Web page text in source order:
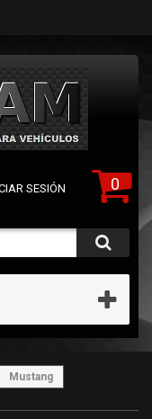
0
SESIÓN
Mustang